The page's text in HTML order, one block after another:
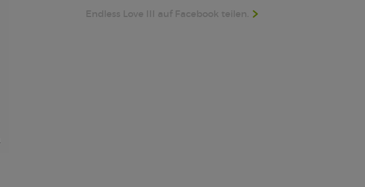
Endless Love III auf Facebook teilen.